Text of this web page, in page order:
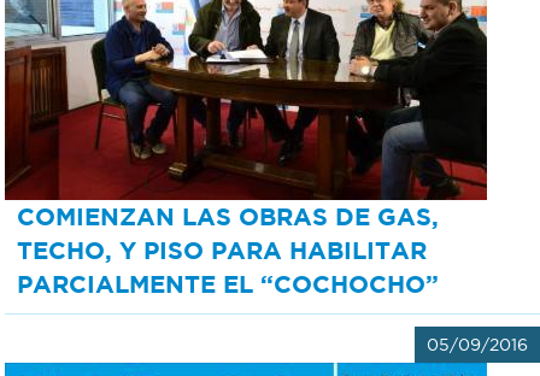
COMIENZAN LAS OBRAS DE GAS,
TECHO, Y PISO PARA HABILITAR
PARCIALMENTE EL “COCHOCHO”
05/09/2016